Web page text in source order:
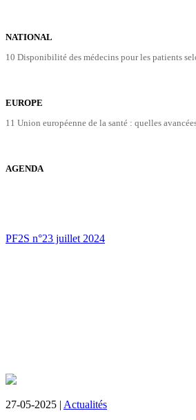
NATIONAL
10 Disponibilité des médecins pour les patients
EUROPE
11 Union européenne de la santé : quelles
AGENDA
PF2S n°23 juillet 2024
27-05-2025 | Actualités